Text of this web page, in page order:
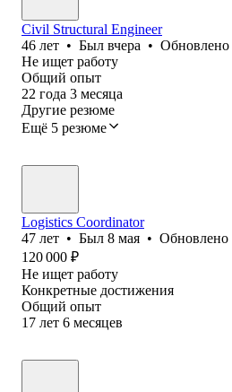
Civil Structural Engineer
46 лет • Был вчера • Обновлено
Не ищет работу
Общий опыт
22 года 3 месяца
Другие резюме
Ещё 5 резюме
Logistics Coordinator
47 лет • Был 8 мая • Обновлено
120 000 ₽
Не ищет работу
Конкретные достижения
Общий опыт
17 лет 6 месяцев